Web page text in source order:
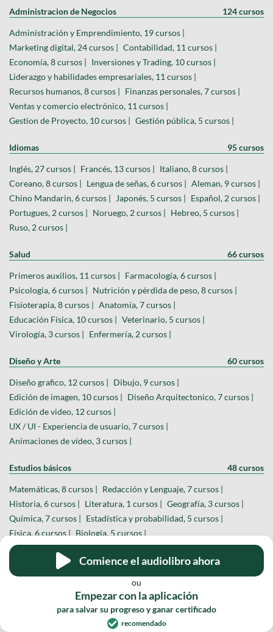
Comience el audiolibro ahora
ou
Empezar con la aplicación
para salvar su progreso y ganar certificado
recomendado
Administracion de Negocios 124 cursos
Administración y Emprendimiento, 19 cursos |
Marketing digital, 24 cursos | Contabilidad, 11 cursos |
Economía, 8 cursos | Inversiones y Trading, 10 cursos |
Liderazgo y habilidades empresariales, 11 cursos |
Recursos humanos, 8 cursos | Finanzas personales, 7 cursos |
Ventas y comercio electrónico, 11 cursos |
Gestion de Proyecto, 10 cursos | Gestión pública, 5 cursos |
Idiomas 95 cursos
Inglés, 27 cursos | Francés, 13 cursos | Italiano, 8 cursos |
Coreano, 8 cursos | Lengua de señas, 6 cursos | Aleman, 9 cursos |
Chino Mandarin, 6 cursos |
Japonés, 5 cursos | Español, 2 cursos |
Portugues, 2 cursos | Noruego, 2 cursos | Hebreo, 5 cursos |
Ruso, 2 cursos |
Salud 66 cursos
Primeros auxilios, 11 cursos | Farmacología, 6 cursos |
Psicologia, 6 cursos | Nutrición y pérdida de peso, 8 cursos |
Fisioterapia, 8 cursos | Anatomía, 7 cursos |
Educación Física, 10 cursos | Veterinario, 5 cursos |
Virología, 3 cursos | Enfermería, 2 cursos |
Diseño y Arte 60 cursos
Diseño grafico, 12 cursos | Dibujo, 9 cursos |
Edición de imagen, 10 cursos | Diseño Arquitectonico, 7 cursos |
Edición de video, 12 cursos |
UX / UI - Experiencia de usuario, 7 cursos |
Animaciones de vídeo, 3 cursos |
Estudios básicos 48 cursos
Matemáticas, 8 cursos | Redacción y Lenguaje, 7 cursos |
Historia, 6 cursos | Literatura, 1 cursos | Geografía, 3 cursos |
Química, 7 cursos | Estadística y probabilidad, 5 cursos |
Física, 6 cursos | Biología, 5 cursos |
Instrumentos musicales
DJ y Producción Musical, 11 cursos |
Teoría musical, 2 cursos | Guitarra Eléctrica, 6 cursos |
Canto, 2 cursos | Teclado / Piano, 3 cursos | Oratoria, 3 cursos |
Bateria, 5 cursos | Saxofón, 4 cursos |